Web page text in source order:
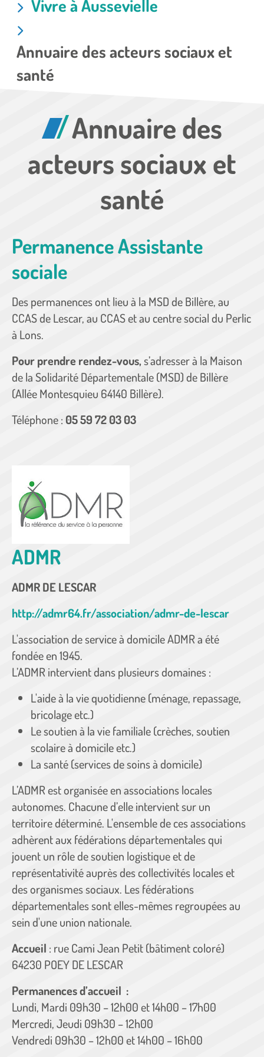
Vivre à Aussevielle
Annuaire des acteurs sociaux et
santé
Annuaire des
acteurs sociaux et
santé
Permanence Assistante
sociale
Des permanences ont lieu à la MSD de Billère, au
CCAS de Lescar, au CCAS et au centre social du Perlic
à Lons.
Pour prendre rendez-vous,s’adresser à la Maison
de la Solidarité Départementale (MSD) de Billère
(Allée Montesquieu 64140 Billère).
Téléphone : 05 59 72 03 03
ADMR
ADMR DE LESCAR
http://admr64.fr/association/admr-de-lescar
L'association de service à domicile ADMR a été
fondée en 1945.
L’ADMR intervient dans plusieurs domaines :
L'aide à la vie quotidienne (ménage, repassage,
bricolage etc.)
Le soutien à la vie familiale (crèches, soutien
scolaire à domicile etc.)
La santé (services de soins à domicile)
L’ADMR est organisée en associations locales
autonomes. Chacune d’elle intervient sur un
territoire déterminé. L'ensemble de ces associations
adhèrent aux fédérations départementales qui
jouent un rôle de soutien logistique et de
représentativité auprès des collectivités locales et
des organismes sociaux. Les fédérations
départementales sont elles-mêmes regroupées au
sein d'une union nationale.
Accueil : rue Cami Jean Petit (bâtiment coloré)
64230 POEY DE LESCAR
Permanences d’accueil :
Lundi, Mardi 09h30 – 12h00 et 14h00 – 17h00
Mercredi, Jeudi 09h30 – 12h00
Vendredi 09h30 – 12h00 et 14h00 – 16h00